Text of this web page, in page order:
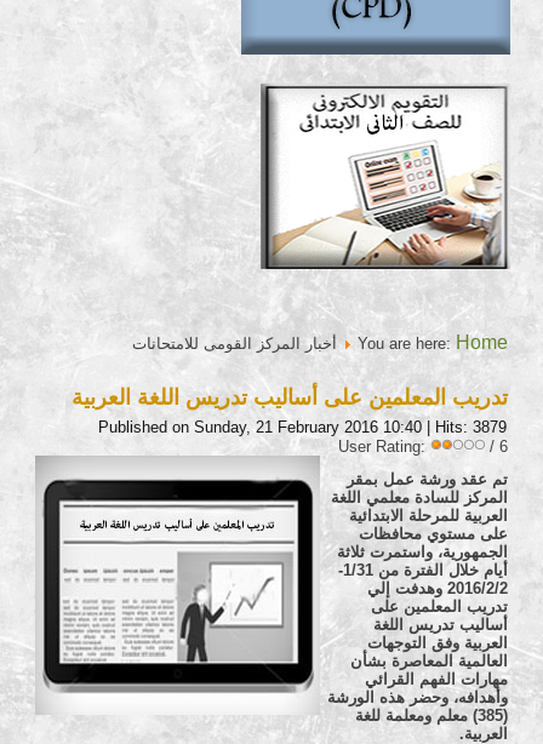
You are here: Home أخبار المركز القومى للامتحانات
تدريب المعلمين على أساليب تدريس اللغة العربية
Published on Sunday, 21 February 2016 10:40| Hits: 3879
User Rating:
/ 6
تم عقد ورشة عمل بمقر
المركز للسادة معلمي اللغة
العربية للمرحلة الابتدائية
على مستوي محافظات
الجمهورية، واستمرت ثلاثة
أيام خلال الفترة من 1/31-
2016/2/2 وهدفت إلي
تدريب المعلمين على
أساليب تدريس اللغة
العربية وفق التوجهات
العالمية المعاصرة بشأن
مهارات الفهم القرائي
وأهدافه، وحضر هذه الورشة
(385) معلم ومعلمة للغة
العربية.